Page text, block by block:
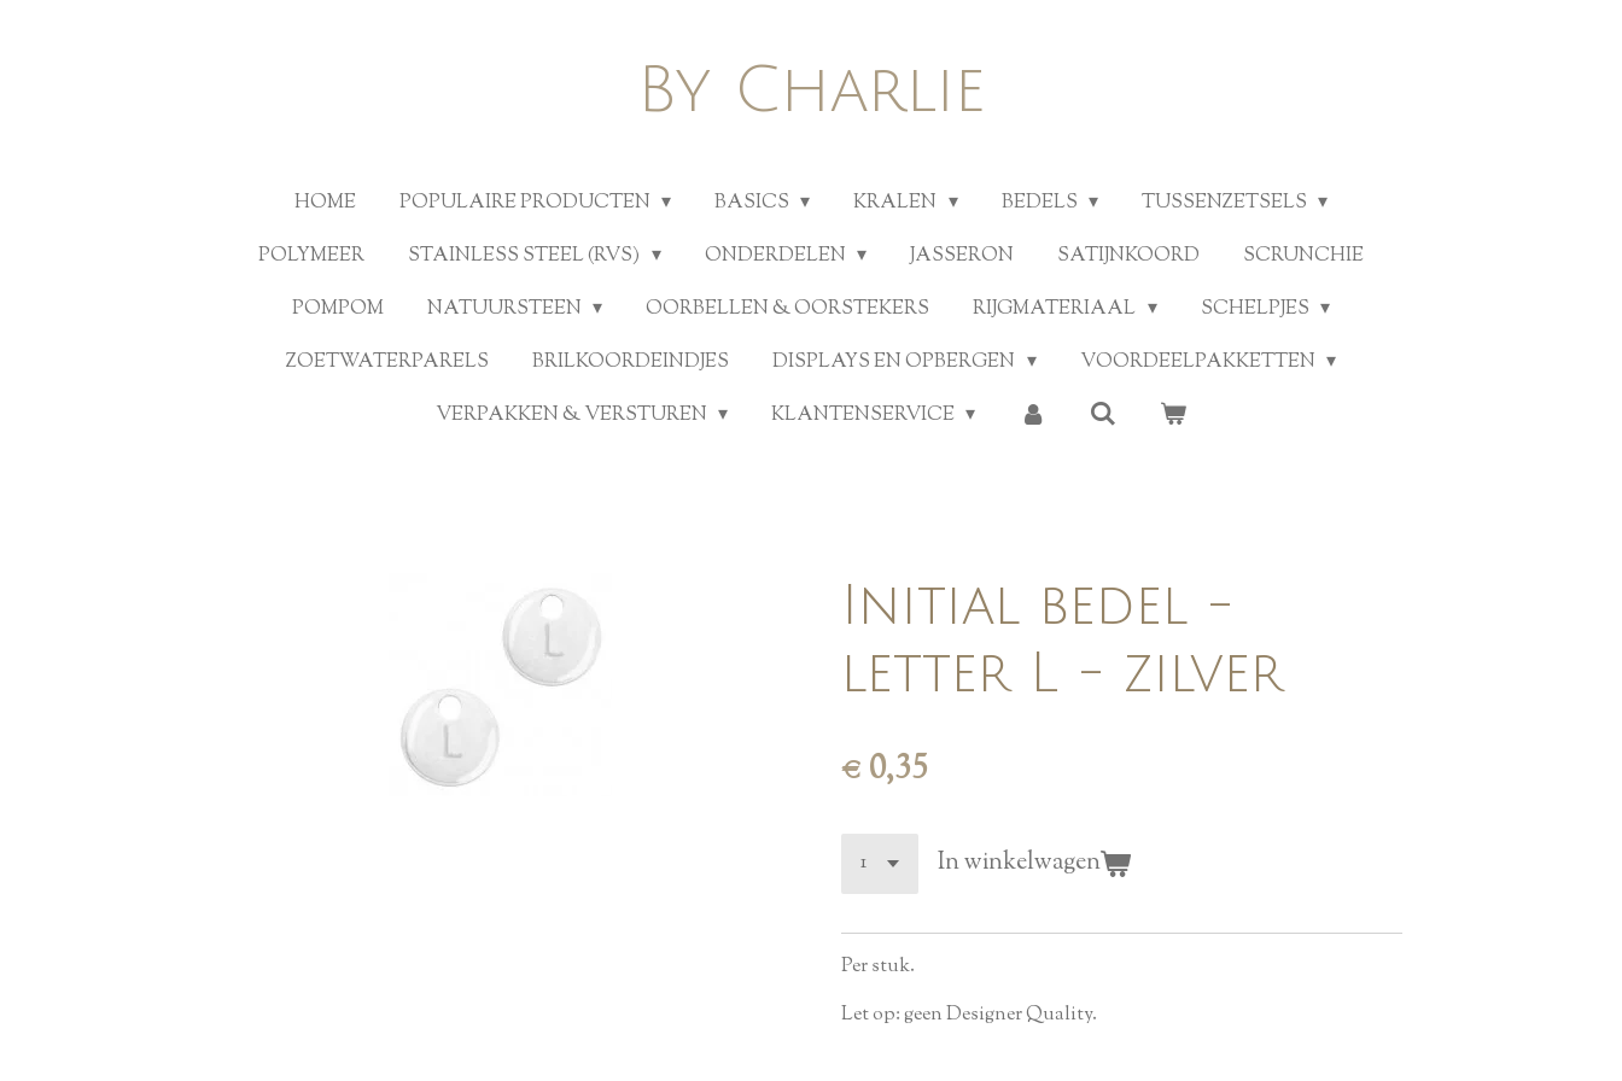
By Charlie
HOME POPULAIRE PRODUCTEN BASICS KRALEN BEDELS
TUSSENZETSELS
POLYMEER
STAINLESS STEEL (RVS) ONDERDELEN JASSERON SATIJNKOORD
SCRUNCHIE
POMPOM
NATUURSTEEN OORBELLEN & OORSTEKERS RIJGMATERIAAL
SCHELPJES
ZOETWATERPARELS
BRILKOORDEINDJES DISPLAYS EN OPBERGEN
VOORDEELPAKKETTEN
VERPAKKEN & VERSTUREN
KLANTENSERVICE
Initial bedel -
letter L - zilver
€ 0,35
In winkelwagen
Per stuk.
Let op: geen Designer Quality.